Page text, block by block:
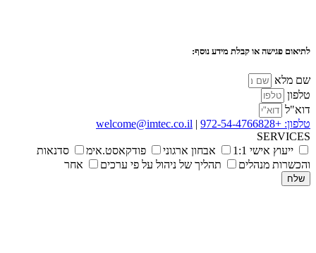
לתיאום פגישה או קבלת מידע נוסף:
שם מלא
טלפון
דוא"ל
טלפון: +972-54-4766828
|
welcome@imtec.co.il
SERVICES
ייעוץ אישי 1:1
אבחון ארגוני פודקאסט.אימ
סדנאות
והכשרות מנהלים
תהליך של ניהול על פי ערכים אחר
שלח